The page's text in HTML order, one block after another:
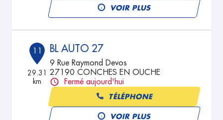
VOIR PLUS
11
29.31
km
BL AUTO 27
9 Rue Raymond Devos
27190 CONCHES EN OUCHE
Fermé aujourd'hui
TÉLÉPHONE
VOIR PLUS